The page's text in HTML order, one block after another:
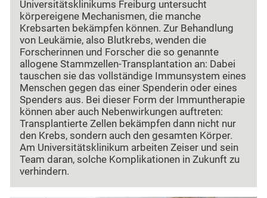
Universitätsklinikums Freiburg untersucht
körpereigene Mechanismen, die manche
Krebsarten bekämpfen können. Zur Behandlung
von Leukämie, also Blutkrebs, wenden die
Forscherinnen und Forscher die so genannte
allogene Stammzellen-Transplantation an: Dabei
tauschen sie das vollständige Immunsystem eines
Menschen gegen das einer Spenderin oder eines
Spenders aus. Bei dieser Form der Immuntherapie
können aber auch Nebenwirkungen auftreten:
Transplantierte Zellen bekämpfen dann nicht nur
den Krebs, sondern auch den gesamten Körper.
Am Universitätsklinikum arbeiten Zeiser und sein
Team daran, solche Komplikationen in Zukunft zu
verhindern.